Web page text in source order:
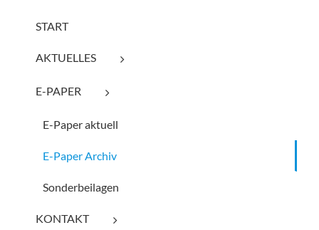
START
AKTUELLES
E-PAPER
E-Paper aktuell
E-Paper Archiv
Sonderbeilagen
KONTAKT